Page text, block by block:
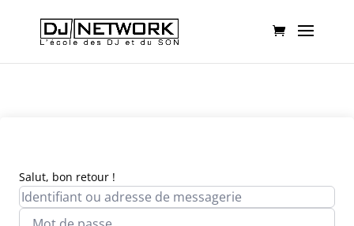
Salut, bon retour !